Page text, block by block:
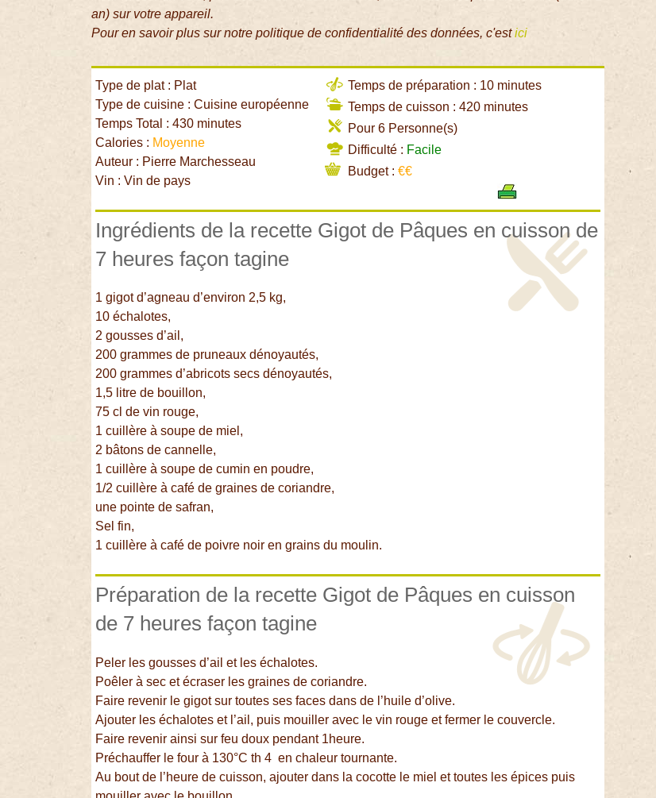
an) sur votre appareil.
Pour en savoir plus sur notre politique de confidentialité des données, c'estici
Type de plat : Plat
Type de cuisine : Cuisine européenne
Temps Total : 430 minutes
Calories : Moyenne
Auteur : Pierre Marchesseau
Vin : Vin de pays
Temps de préparation : 10 minutes
Temps de cuisson : 420 minutes
Pour 6 Personne(s)
Difficulté : Facile
Budget :€€
Ingrédients de la recette Gigot de Pâques en cuisson de
7 heures façon tagine
1 gigot d’agneau d’environ 2,5 kg,
10 échalotes,
2 gousses d’ail,
200 grammes de pruneaux dénoyautés,
200 grammes d’abricots secs dénoyautés,
1,5 litre de bouillon,
75 cl de vin rouge,
1 cuillère à soupe de miel,
2 bâtons de cannelle,
1 cuillère à soupe de cumin en poudre,
1/2 cuillère à café de graines de coriandre,
une pointe de safran,
Sel fin,
1 cuillère à café de poivre noir en grains du moulin.
Préparation de la recette Gigot de Pâques en cuisson
de 7 heures façon tagine
Peler les gousses d’ail et les échalotes.
Poêler à sec et écraser les graines de coriandre.
Faire revenir le gigot sur toutes ses faces dans de l’huile d’olive.
Ajouter les échalotes et l’ail, puis mouiller avec le vin rouge et fermer le couvercle.
Faire revenir ainsi sur feu doux pendant 1heure.
Préchauffer le four à 130°C th 4 en chaleur tournante.
Au bout de l’heure de cuisson, ajouter dans la cocotte le miel et toutes les épices puis